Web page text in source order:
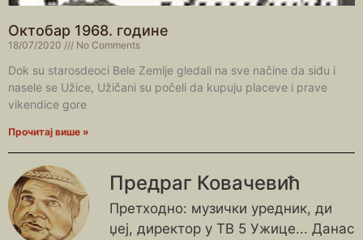
Октобар 1968. године
18/07/2020 No Comments
Dok su starosdeoci Bele Zemlje gledali na sve načine da siđu i
nasele se Užice, Užičani su počeli da kupuju placeve i prave
vikendice gore
Прочитај више »
Предраг Ковачевић
Претходно: музички уредник, ди
џеј, директор у ТВ 5 Ужице... Данас